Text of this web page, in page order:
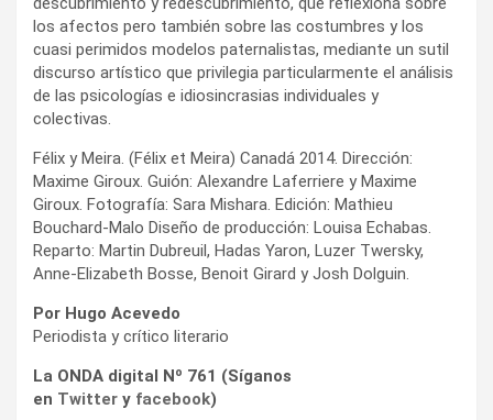
los afectos pero también sobre las costumbres y los
cuasi perimidos modelos paternalistas, mediante un sutil
discurso artístico que privilegia particularmente el análisis
de las psicologías e idiosincrasias individuales y
colectivas.
Félix y Meira. (Félix et Meira) Canadá 2014. Dirección:
Maxime Giroux. Guión: Alexandre Laferriere y Maxime
Giroux. Fotografía: Sara Mishara. Edición: Mathieu
Bouchard-Malo Diseño de producción: Louisa Echabas.
Reparto: Martin Dubreuil, Hadas Yaron, Luzer Twersky,
Anne-Elizabeth Bosse, Benoit Girard y Josh Dolguin.
Por Hugo Acevedo
Periodista y crítico literario
La ONDA digital Nº 761 (Síganos
en Twitter y facebook)